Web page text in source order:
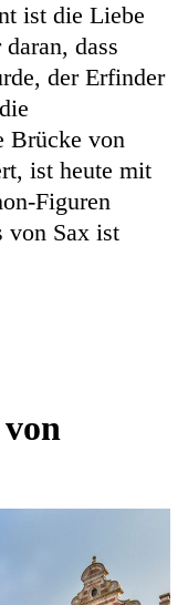
ist die Liebe
dass
der Erfinder
Brücke von
ist heute mit
Figuren
von Sax ist